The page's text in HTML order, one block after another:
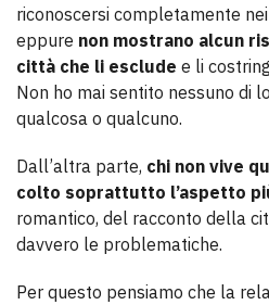
riconoscersi completamente nei
eppure non mostrano alcun
città che li esclude e li
Non ho mai sentito nessuno di
qualcosa o qualcuno.
Dall’altra parte, chi non vive
colto soprattutto l’aspetto
romantico, del racconto della
davvero le problematiche.
Per questo pensiamo che la